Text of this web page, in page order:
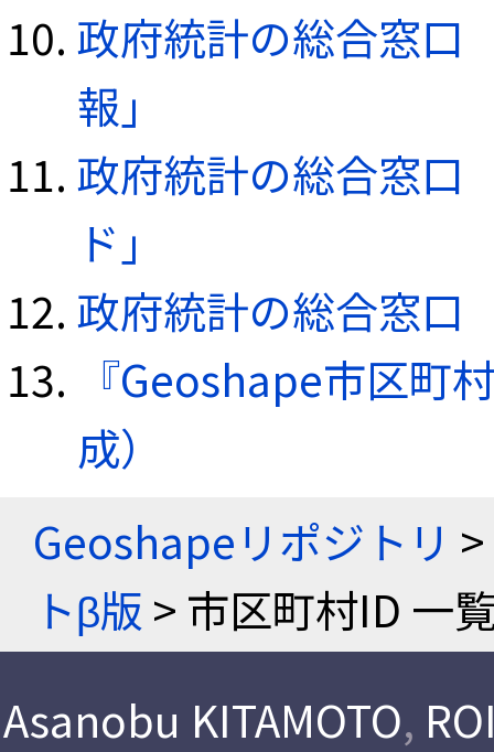
政府統計の総合窓口
報」
政府統計の総合窓口
ド」
政府統計の総合窓口
『Geoshape市区町
成）
Geoshapeリポジトリ >
トβ版 > 市区町村ID 一
Asanobu KITAMOTO,